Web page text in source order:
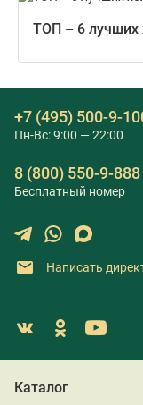
ТОП – 6 лучших
+7 (495) 500-9-
Пн-Вс: 9:00 — 22:00
8 (800) 550-9-888
Бесплатный номер
Написать
Каталог